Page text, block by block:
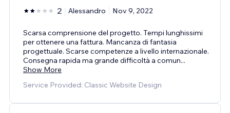
2 Alessandro Nov 9, 2022
Scarsa comprensione del progetto. Tempi lunghissimi
per ottenere una fattura. Mancanza di fantasia
progettuale. Scarse competenze a livello internazionale.
Consegna rapida ma grande difficoltà a comun...
Show More
Service Provided: Classic Website Design